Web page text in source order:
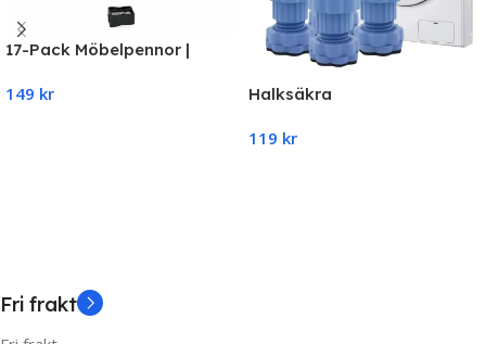
17-Pack Möbelpennor |
Vax för Träytor
149 kr
Halksäkra
119 kr
Fri frakt